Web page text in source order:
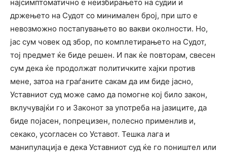
најсимптоматично е неизбирањето на судии и
држењето на Судот со минимален број, при што е
невозможно постапувањето во вакви околности. Но,
јас сум човек од збор, по комплетирањето на Судот,
тој предмет ќе биде решен. И пак ќе повторам, свесен
сум дека ќе продолжат политичките хајки против
мене, затоа на граѓаните сакам да им биде јасно,
Уставниот суд може само да помогне кој било закон,
вклучувајќи го и Законот за употреба на јазиците, да
биде појасен, попрецизен, полесно применлив и,
секако, усогласен со Уставот. Тешка лага и
манипулација е дека Уставниот суд ќе го поништел или